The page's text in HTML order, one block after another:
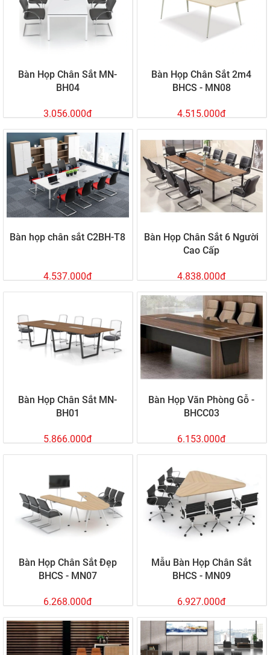
Bàn Họp Chân Sắt MN-
BH04
3.056.000đ
Bàn Họp Chân Sắt 2m4
BHCS - MN08
4.515.000đ
Bàn họp chân sắt C2BH-T8
4.537.000đ
Bàn Họp Chân Sắt 6 Người
Cao Cấp
4.838.000đ
Bàn Họp Chân Sắt MN-
BH01
5.866.000đ
Bàn Họp Văn Phòng Gỗ -
BHCC03
6.153.000đ
Bàn Họp Chân Sắt Đẹp
BHCS - MN07
6.268.000đ
Mẫu Bàn Họp Chân Sắt
BHCS - MN09
6.927.000đ